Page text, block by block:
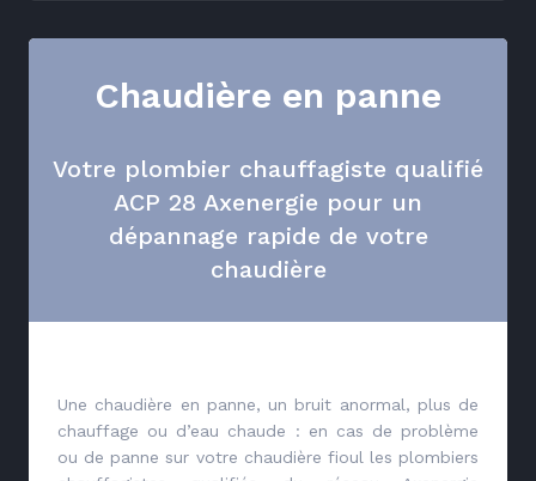
Chaudière en panne
Votre plombier chauffagiste qualifié
ACP 28 Axenergie pour un
dépannage rapide de votre
chaudière
Une chaudière en panne, un bruit anormal, plus de
chauffage ou d’eau chaude : en cas de problème
ou de panne sur votre chaudière fioul les plombiers